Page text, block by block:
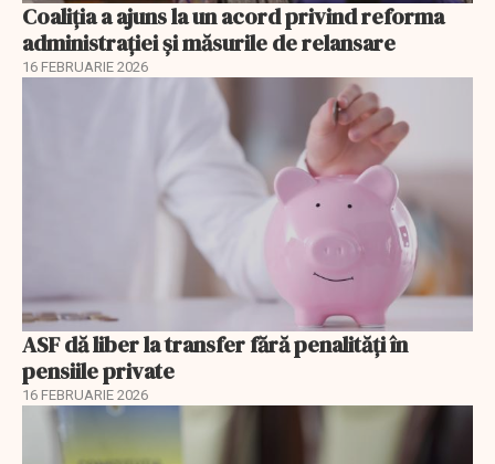
Coaliția a ajuns la un acord privind reforma
administrației și măsurile de relansare
16 FEBRUARIE 2026
ASF dă liber la transfer fără penalități în
pensiile private
16 FEBRUARIE 2026